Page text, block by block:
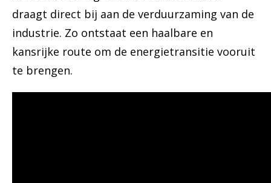
draagt direct bij aan de verduurzaming van de
industrie. Zo ontstaat een haalbare en
kansrijke route om de energietransitie vooruit
te brengen.